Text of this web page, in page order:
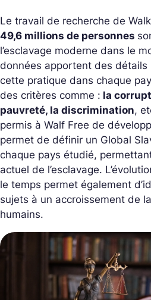
Le travail de recherche de
49,6 millions de personnes
l’esclavage moderne dans le
données apportent des détails
cette pratique dans chaque
des critères comme : la
pauvreté, la discrimination,
permis à Walf Free de
permet de définir un Global
chaque pays étudié,
actuel de l’esclavage.
le temps permet également
sujets à un accroissement de
humains.